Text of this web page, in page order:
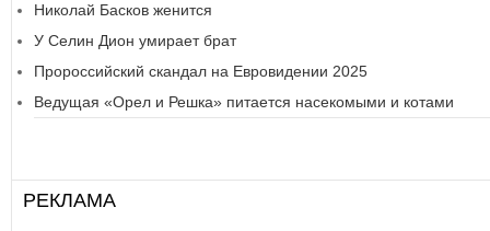
Николай Басков женится
У Селин Дион умирает брат
Пророссийский скандал на Евровидении 2025
Ведущая «Орел и Решка» питается насекомыми и котами
РЕКЛАМА